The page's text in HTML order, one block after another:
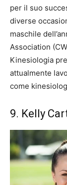
per il suo
diverse
maschile
Association
Kinesiologia
attualmente
come
9. Kelly